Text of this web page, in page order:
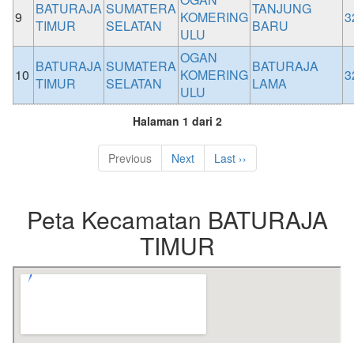
9
BATURAJA
TIMUR
SUMATERA
SELATAN
KOMERING
ULU
TANJUNG
BARU
10 BATURAJA
TIMUR
SUMATERA
SELATAN
OGAN
KOMERING
ULU
BATURAJA
LAMA
Halaman 1 dari 2
Previous Next Last ››
Peta Kecamatan BATURAJA
TIMUR